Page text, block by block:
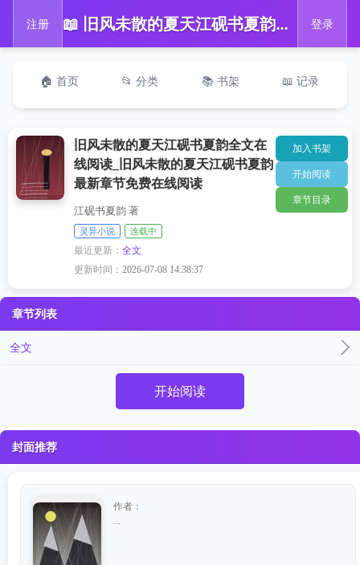
注册 📖 旧风未散的夏天江砚书夏韵全文在线阅读_旧风未散的夏天江砚书夏韵最新章节免费在线阅读 登录
🏠 首页 📂 分类 📚 书架 📖 记录
旧风未散的夏天江砚书夏韵全文在
线阅读_旧风未散的夏天江砚书夏韵
最新章节免费在线阅读
江砚书夏韵 著
灵异小说 连载中
最近更新：全文
更新时间：2026-07-08 14:38:37
加入书架
开始阅读
章节目录
章节列表
全文
开始阅读
封面推荐
作者：